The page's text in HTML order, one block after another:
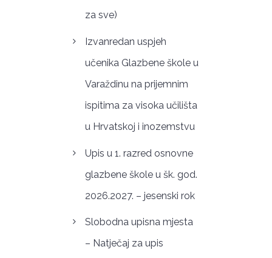
za sve)
Izvanredan uspjeh
učenika Glazbene škole u
Varaždinu na prijemnim
ispitima za visoka učilišta
u Hrvatskoj i inozemstvu
Upis u 1. razred osnovne
glazbene škole u šk. god.
2026.2027. – jesenski rok
Slobodna upisna mjesta
– Natječaj za upis